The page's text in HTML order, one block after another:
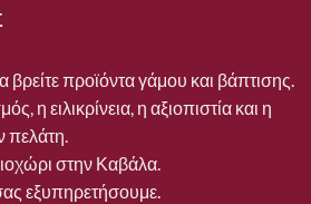
προϊόντα γάμου και βάπτισης.
η ειλικρίνεια, η αξιοπιστία και η
πελάτη.
στην Καβάλα.
εξυπηρετήσουμε.